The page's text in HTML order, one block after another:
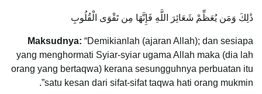
ذَٰلِكَ وَمَن يُعَظِّمْ شَعَائِرَ اللَّهِ فَإِنَّهَا مِن تَقْوَى الْقُلُوبِ
Maksudnya: “Demikianlah (ajaran Allah); dan sesiapa
yang menghormati Syiar-syiar ugama Allah maka (dia lah
orang yang bertaqwa) kerana sesungguhnya perbuatan itu
satu kesan dari sifat-sifat taqwa hati orang mukmin”.